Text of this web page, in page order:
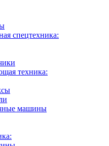
спецтехника:
техника:
машины